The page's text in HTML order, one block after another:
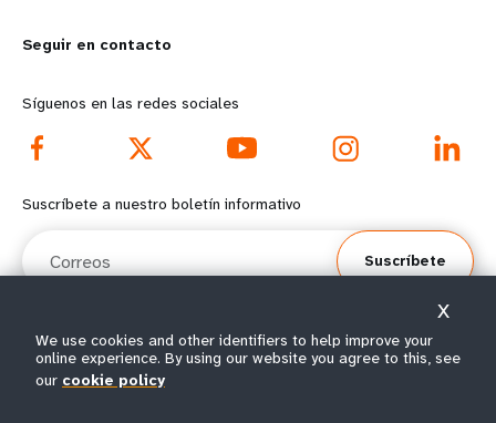
o
r
e
f
o
t
e
d
o
t
e
r
Seguir en contacto
Síguenos en las redes sociales
Suscríbete a nuestro boletín informativo
Suscríbete
© Todos los derechos reservados 2026.
We use cookies and other identifiers to help improve your
online experience. By using our website you agree to this, see
our cookie policy
X